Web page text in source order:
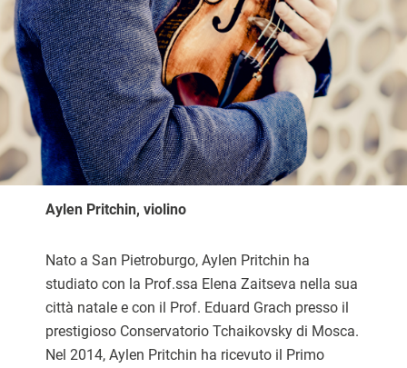
Aylen Pritchin, violino
Nato a San Pietroburgo, Aylen Pritchin ha
studiato con la Prof.ssa Elena Zaitseva nella sua
città natale e con il Prof. Eduard Grach presso il
prestigioso Conservatorio Tchaikovsky di Mosca.
Nel 2014, Aylen Pritchin ha ricevuto il Primo